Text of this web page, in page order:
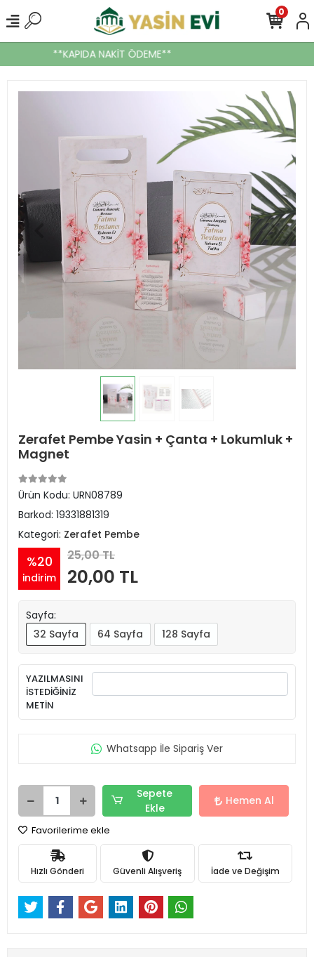
**KAPIDA NAKİT ÖDEME**
0
Zerafet Pembe Yasin + Çanta + Lokumluk +
Magnet
Ürün Kodu: URN08789
Barkod: 19331881319
Kategori: Zerafet Pembe
%20
indirim
25,00 TL
20,00 TL
Sayfa:
32 Sayfa
64 Sayfa 128 Sayfa
YAZILMASINI
İSTEDİĞİNİZ
METİN
Whatsapp İle Sipariş Ver
Sepete
Ekle
Hemen Al
Favorilerime ekle
Hızlı Gönderi Güvenli Alışveriş İade ve Değişim